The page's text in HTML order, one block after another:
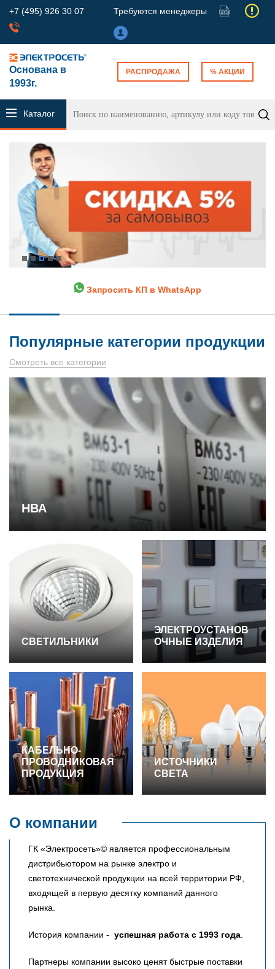
+7 (495) 926 30 07 Требуются менеджеры
Основана в
1993г.
РАСПРОДАЖА % АКЦИИ
Каталог
продукции
Запросить КП в WhatsApp
Популярные категории продукции
Смотреть все категории
НВА
СВЕТИЛЬНИКИ
ЭЛЕКТРОУСТАНОВ
ОЧНЫЕ ИЗДЕЛИЯ
КАБЕЛЬНО-
ПРОВОДНИКОВАЯ
ПРОДУКЦИЯ
ИСТОЧНИКИ
СВЕТА
О компании
ГК «Электросеть»© является профессиональным
дистрибьютором на рынке электро и
светотехнической продукции на всей территории РФ,
входящей в первую десятку компаний данного
рынка.
История компании - успешная работа с 1993 года.
Партнеры компании высоко ценят быстрые поставки